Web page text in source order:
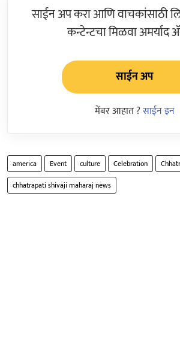
साईन अप करा आणि वाचकांसाठी
कन्टेन्टचा मिळवा अमर्याद
साईन अप
मेंबर आहात ?साईन इन
america Event culture Celebration
chhatrapati shivaji maharaj news